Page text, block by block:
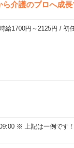
介護のプロへ成
給1700円～2125円 / 初
※ 上記は一例です